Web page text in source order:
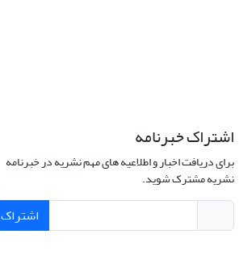
اشتراک خبرنامه
برای دریافت اخبار و اطلاعیه های مهم نشریه در خبرنامه
نشریه مشترک شوید.
اشتراک